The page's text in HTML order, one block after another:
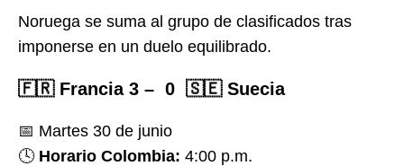
Noruega se suma al grupo de clasificados tras
imponerse en un duelo equilibrado.
🇫🇷 Francia 3 – 0 🇸🇪 Suecia
📅 Martes 30 de junio
🕓 Horario Colombia: 4:00 p.m.